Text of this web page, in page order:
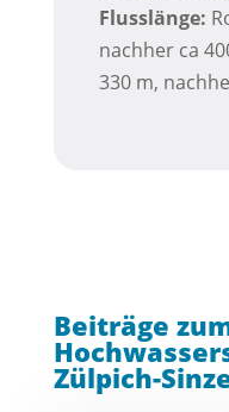
Flusslänge:
nachher ca
330 m,
Beiträge
Zülpich-